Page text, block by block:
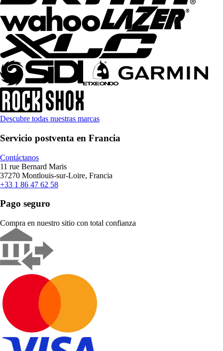
Descubre todas nuestras marcas
Servicio postventa en Francia
Contáctanos
11 rue Bernard Maris
37270 Montlouis-sur-Loire, Francia
+33 1 86 47 62 58
Pago seguro
Compra en nuestro sitio con total confianza